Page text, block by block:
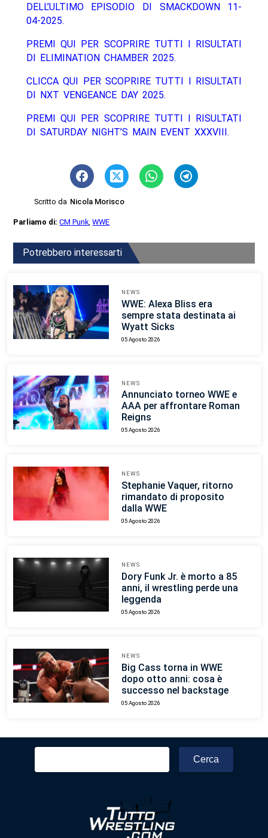
DELL’ULTIMO EPISODIO DI SMACKDOWN 11-
04-2025.
PREMI QUI PER SCOPRIRE TUTTI I RISULTATI
DI ELIMINATION CHAMBER 2025.
CLICCA QUI PER SCOPRIRE TUTTI I RISULTATI
DI NXT VENGEANCE DAY 2025.
PREMI QUI PER SCOPRIRE TUTTI I RISULTATI
DI SATURDAY NIGHT’S MAIN EVENT XXXVIII.
Scritto da Nicola Morisco
Parliamo di:CM Punk,WWE
Potrebbero interessarti
NEWS
WWE: Alexa Bliss era
sempre stata destinata ai
Wyatt Sicks
05 Agosto 2026
NEWS
Annunciato torneo WWE e
AAA per affrontare Roman
Reigns
05 Agosto 2026
NEWS
Stephanie Vaquer, ritorno
rimandato di proposito
dalla WWE
05 Agosto 2026
NEWS
Dory Funk Jr. è morto a 85
anni, il wrestling perde una
leggenda
05 Agosto 2026
NEWS
Big Cass torna in WWE
dopo otto anni: cosa è
successo nel backstage
05 Agosto 2026
Ricerca